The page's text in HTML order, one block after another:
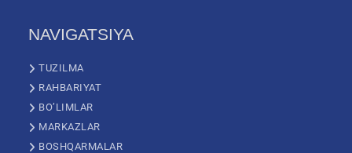
NAVIGATSIYA
TUZILMA
RAHBARIYAT
BO’LIMLAR
MARKAZLAR
BOSHQARMALAR